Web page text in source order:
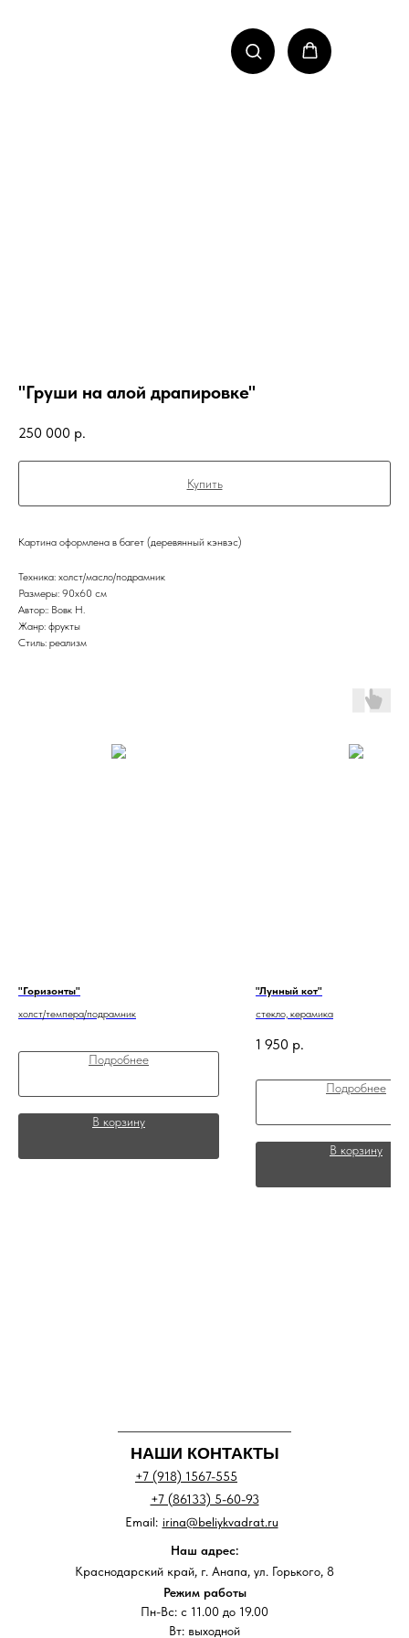
"Груши на алой драпировке"
250 000 р.
Купить
Картина оформлена в багет (деревянный кэнвэс)
Техника: холст/масло/подрамник
Размеры: 90х60 см
Автор:: Вовк Н.
Жанр: фрукты
Стиль: реализм
"Горизонты"
холст/темпера/подрамник
Подробнее
В корзину
"Лунный кот"
стекло, керамика
1 950 р.
Подробнее
В корзину
НАШИ КОНТАКТЫ
+7 (918) 1567-555
+7 (86133) 5-60-93
Наш адрес:
Краснодарский край, г. Анапа, ул. Горького, 8
Режим работы
Пн-Вс: с 11.00 до 19.00
Вт: выходной
irina@beliykvadrat.ru
Email: